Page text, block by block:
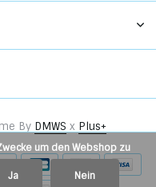
By DMWS x Plus+
um den Webshop zu
Ja Nein